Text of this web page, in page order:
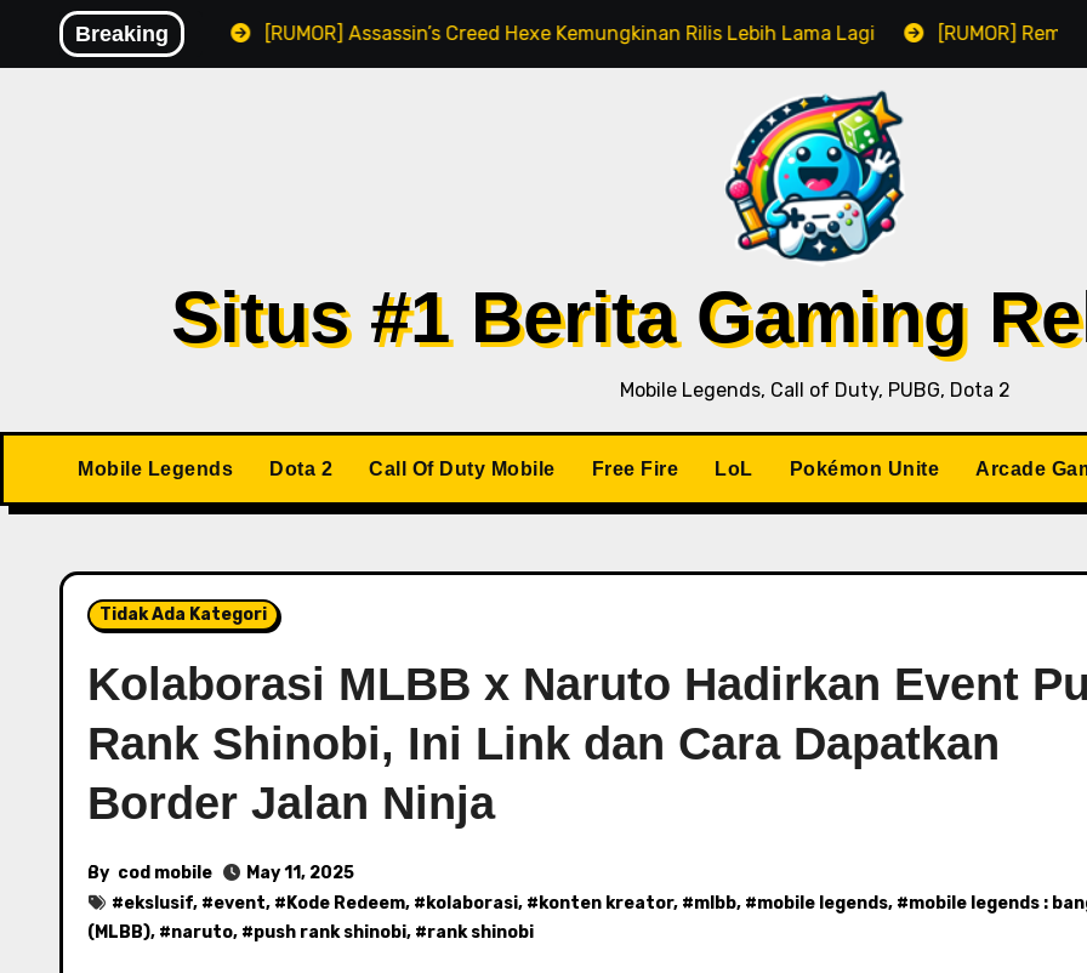
Breaking
[RUMOR] Assassin’s Creed Hexe Kemungkinan Rilis Lebih Lama Lagi [RUMOR] Remake Resident Evil
Situs #1 Berita Gaming
Mobile Legends, Call of Duty, PUBG, Dota 2
Mobile Legends Dota 2 Call Of Duty Mobile Free Fire LoL Pokémon Unite Arcade
Tidak Ada Kategori
Kolaborasi MLBB x Naruto Hadirkan Event
Rank Shinobi, Ini Link dan Cara Dapatkan
Border Jalan Ninja
By cod mobile
May 11, 2025
#ekslusif, #event, # Kode Redeem, # kolaborasi, # konten kreator, #mlbb, #mobile legends, #mobile legends :
(MLBB), #naruto, #push rank shinobi, #rank shinobi